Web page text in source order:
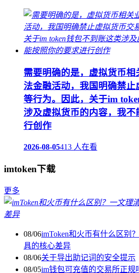
需要明确的是，虚拟货币
法金融活动，我国明确禁止
等行为。因此，关于im
涉及虚拟货币的内容，我不
行创作
2026-08-05413 人在看
imtoken下载
更多
08/06imToken和火币有什么区别
具的核心差异
08/06关于导出助记词的安全提示
08/05im钱包可充值的交易所正规